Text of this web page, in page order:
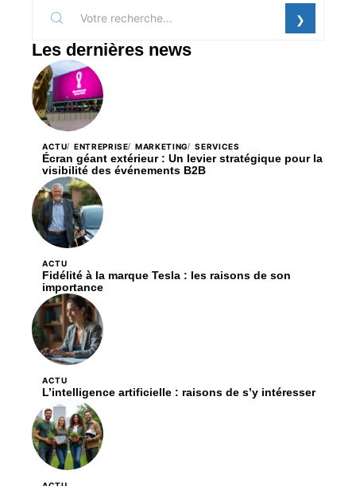
Les dernières news
ACTU ENTREPRISE MARKETING SERVICES
Écran géant extérieur : Un levier stratégique pour la
visibilité des événements B2B
ACTU
Fidélité à la marque Tesla : les raisons de son
importance
ACTU
L’intelligence artificielle : raisons de s’y intéresser